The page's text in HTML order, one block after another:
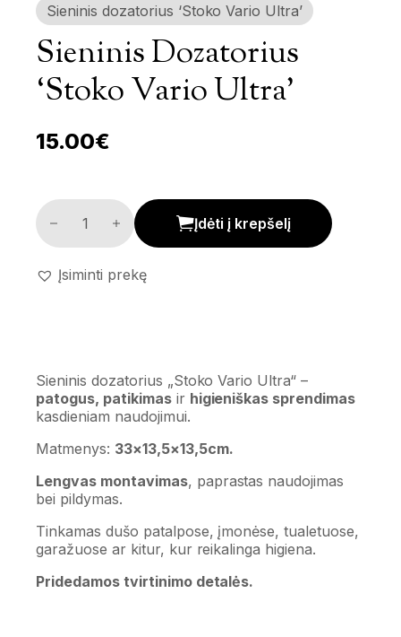
Sieninis dozatorius ‘Stoko Vario Ultra’
Sieninis Dozatorius
‘Stoko Vario Ultra’
15.00€
Sieninis dozatorius 'Stoko Vario Ultra' kiekis
Įdėti į krepšelį
Įsiminti prekę
Sieninis dozatorius „Stoko Vario Ultra“ –
patogus, patikimasir higieniškas sprendimas
kasdieniam naudojimui.
Matmenys: 33×13,5×13,5cm.
Lengvas montavimas, paprastas naudojimas
bei pildymas.
Tinkamas dušo patalpose, įmonėse, tualetuose,
garažuose ar kitur, kur reikalinga higiena.
Pridedamos tvirtinimo detalės.